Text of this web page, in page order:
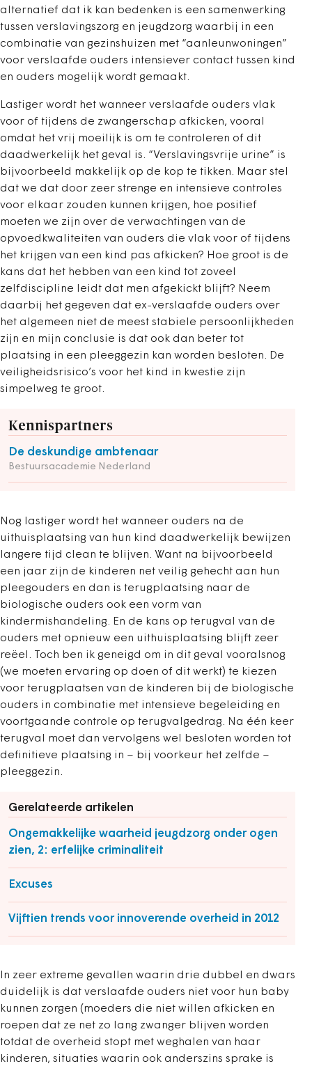
alternatief dat ik kan bedenken is een samenwerking
tussen verslavingszorg en jeugdzorg waarbij in een
combinatie van gezinshuizen met “aanleunwoningen”
voor verslaafde ouders intensiever contact tussen kind
en ouders mogelijk wordt gemaakt.
Lastiger wordt het wanneer verslaafde ouders vlak
voor of tijdens de zwangerschap afkicken, vooral
omdat het vrij moeilijk is om te controleren of dit
daadwerkelijk het geval is. “Verslavingsvrije urine” is
bijvoorbeeld makkelijk op de kop te tikken. Maar stel
dat we dat door zeer strenge en intensieve controles
voor elkaar zouden kunnen krijgen, hoe positief
moeten we zijn over de verwachtingen van de
opvoedkwaliteiten van ouders die vlak voor of tijdens
het krijgen van een kind pas afkicken? Hoe groot is de
kans dat het hebben van een kind tot zoveel
zelfdiscipline leidt dat men afgekickt blijft? Neem
daarbij het gegeven dat ex-verslaafde ouders over
het algemeen niet de meest stabiele persoonlijkheden
zijn en mijn conclusie is dat ook dan beter tot
plaatsing in een pleeggezin kan worden besloten. De
veiligheidsrisico’s voor het kind in kwestie zijn
simpelweg te groot.
Kennispartners
De deskundige ambtenaar
Bestuursacademie Nederland
Nog lastiger wordt het wanneer ouders na de
uithuisplaatsing van hun kind daadwerkelijk bewijzen
langere tijd clean te blijven. Want na bijvoorbeeld
een jaar zijn de kinderen net veilig gehecht aan hun
pleegouders en dan is terugplaatsing naar de
biologische ouders ook een vorm van
kindermishandeling. En de kans op terugval van de
ouders met opnieuw een uithuisplaatsing blijft zeer
reëel. Toch ben ik geneigd om in dit geval vooralsnog
(we moeten ervaring op doen of dit werkt) te kiezen
voor terugplaatsen van de kinderen bij de biologische
ouders in combinatie met intensieve begeleiding en
voortgaande controle op terugvalgedrag. Na één keer
terugval moet dan vervolgens wel besloten worden tot
definitieve plaatsing in – bij voorkeur het zelfde –
pleeggezin.
Gerelateerde artikelen
Ongemakkelijke waarheid jeugdzorg onder ogen
zien, 2: erfelijke criminaliteit
Excuses
Vijftien trends voor innoverende overheid in 2012
In zeer extreme gevallen waarin drie dubbel en dwars
duidelijk is dat verslaafde ouders niet voor hun baby
kunnen zorgen (moeders die niet willen afkicken en
roepen dat ze net zo lang zwanger blijven worden
totdat de overheid stopt met weghalen van haar
kinderen, situaties waarin ook anderszins sprake is